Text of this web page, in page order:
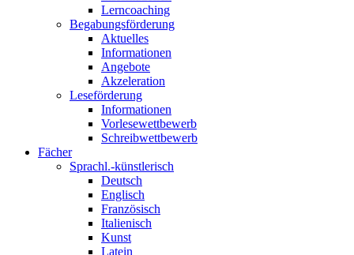
Lerncoaching
Begabungsförderung
Aktuelles
Informationen
Angebote
Akzeleration
Leseförderung
Informationen
Vorlesewettbewerb
Schreibwettbewerb
Fächer
Sprachl.-künstlerisch
Deutsch
Englisch
Französisch
Italienisch
Kunst
Latein